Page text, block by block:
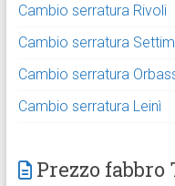
Cambio serratura Rivoli
Cambio serratura
Cambio serratura
Cambio serratura Leinì
Prezzo